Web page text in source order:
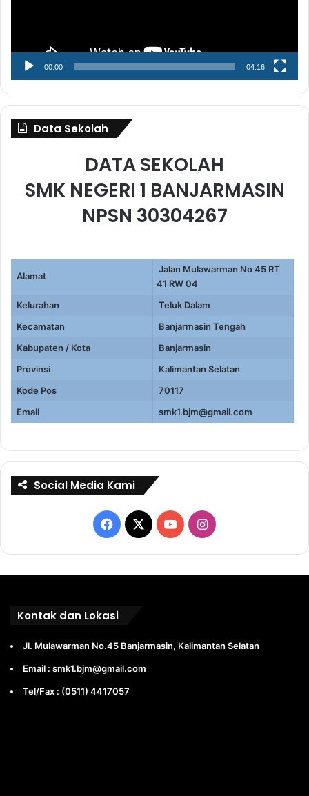
00:00 04:16
Data Sekolah
DATA SEKOLAH
SMK NEGERI 1 BANJARMASIN
NPSN 30304267
Alamat
Jalan Mulawarman No 45 RT
41 RW 04
Kelurahan
Teluk Dalam
Kecamatan
Banjarmasin Tengah
Kabupaten / Kota
Banjarmasin
Provinsi
Kalimantan Selatan
Kode Pos
70117
Email
smk1.bjm@gmail.com
Social Media Kami
Facebook
X YouTubeInstagram
Kontak dan Lokasi
Jl. Mulawarman No.45 Banjarmasin, Kalimantan Selatan
Email : smk1.bjm@gmail.com
Tel/Fax : (0511) 4417057